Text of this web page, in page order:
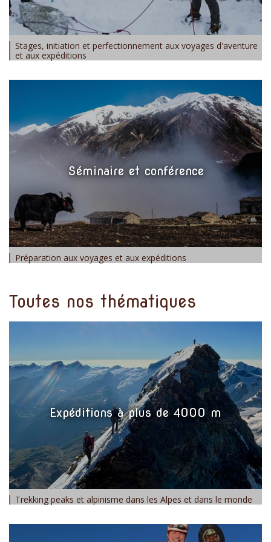
Stages, initiation et perfectionnement aux voyages d'aventure
et aux expéditions
Séminaire et conférence
Préparation aux voyages et aux expéditions
Toutes nos thématiques
Expéditions à plus de 4000 m
Trekking peaks et alpinisme dans les Alpes et dans le monde